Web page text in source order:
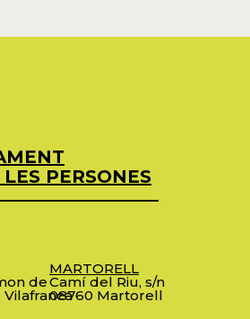
PERSONES
de
Vilafranca
MARTORELL
Camí del Riu, s/n
08760 Martorell